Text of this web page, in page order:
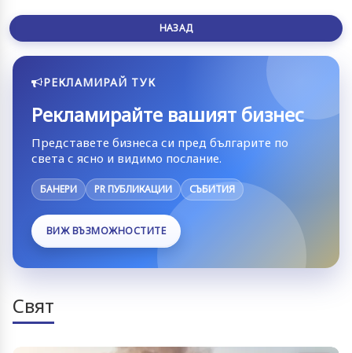
НАЗАД
РЕКЛАМИРАЙ ТУК
Рекламирайте вашият бизнес
Представете бизнеса си пред българите по
света с ясно и видимо послание.
БАНЕРИ PR ПУБЛИКАЦИИ СЪБИТИЯ
ВИЖ ВЪЗМОЖНОСТИТЕ
Свят